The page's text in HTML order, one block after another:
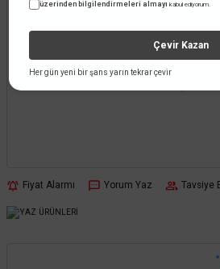
Fiyat Alarmı Yorum Yaz Tavsiye
üzerinden bilgilendirmeleri almayı kabul ediyorum.
Çevir Kazan
Her gün yeni bir şans yarın tekrar çevir